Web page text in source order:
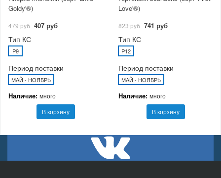
Goldy'®)
479 руб 407 руб
Тип КС
P9
Период поставки
МАЙ - НОЯБРЬ
Наличие: много
В корзину
Love'®)
823 руб 741 руб
Тип КС
P12
Период поставки
МАЙ - НОЯБРЬ
Наличие: много
В корзину